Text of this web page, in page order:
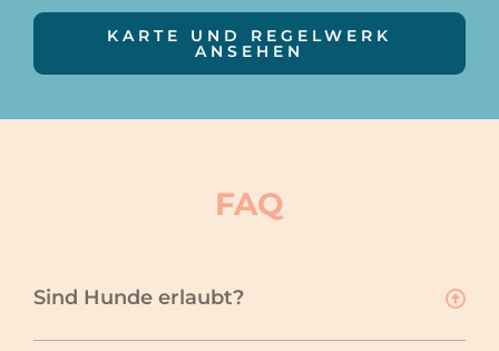
KARTE UND REGELWERK
ANSEHEN
FAQ
Sind Hunde erlaubt?